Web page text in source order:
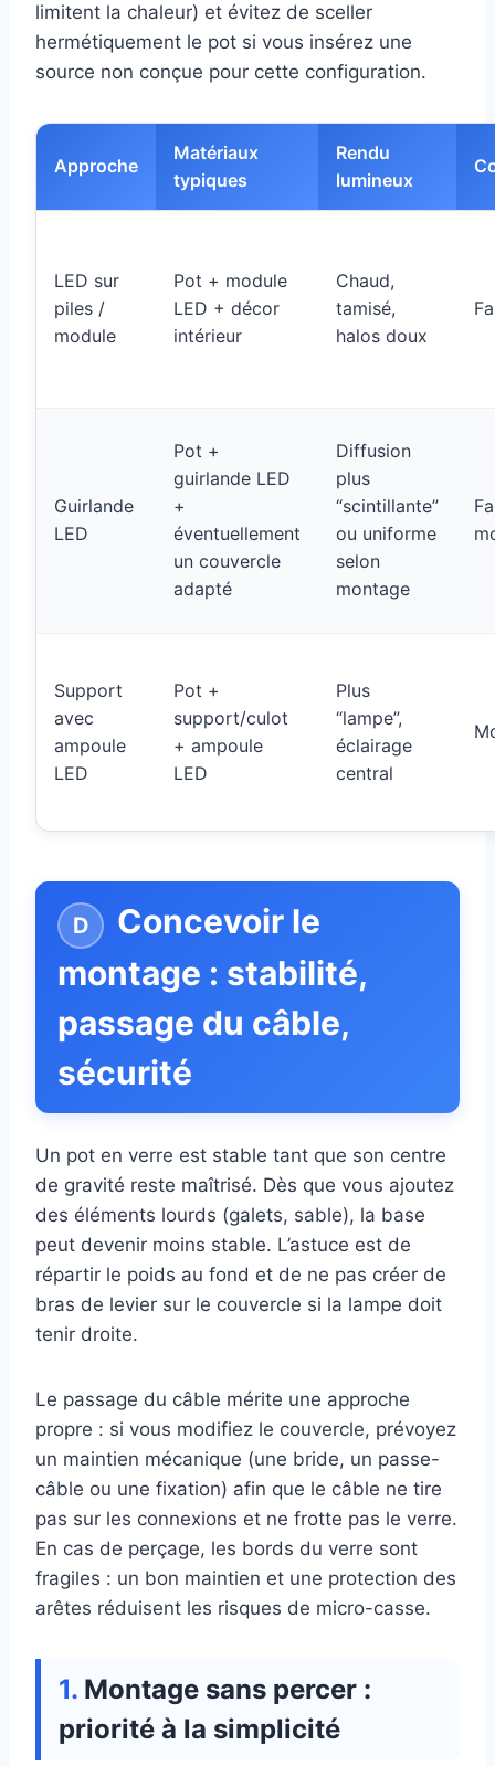
limitent la chaleur) et évitez de sceller
hermétiquement le pot si vous insérez une
source non conçue pour cette configuration.
Approche
Matériaux
typiques
Rendu
lumineux
LED sur
piles /
module
Pot + module
LED + décor
intérieur
Chaud,
tamisé,
halos doux
Guirlande
LED
Pot +
guirlande LED
+
éventuellement
un couvercle
adapté
Diffusion
plus
“scintillante”
ou uniforme
selon
montage
Support
avec
ampoule
LED
Pot +
support/culot
+ ampoule
LED
Plus
“lampe”,
éclairage
central
Concevoir le
montage : stabilité,
passage du câble,
sécurité
Un pot en verre est stable tant que son centre
de gravité reste maîtrisé. Dès que vous ajoutez
des éléments lourds (galets, sable), la base
peut devenir moins stable. L’astuce est de
répartir le poids au fond et de ne pas créer de
bras de levier sur le couvercle si la lampe doit
tenir droite.
Le passage du câble mérite une approche
propre : si vous modifiez le couvercle, prévoyez
un maintien mécanique (une bride, un passe-
câble ou une fixation) afin que le câble ne tire
pas sur les connexions et ne frotte pas le verre.
En cas de perçage, les bords du verre sont
fragiles : un bon maintien et une protection des
arêtes réduisent les risques de micro-casse.
Montage sans percer :
priorité à la simplicité